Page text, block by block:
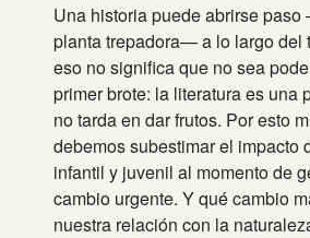
Una historia puede abrirse
planta trepadora— a lo largo del
eso no significa que no sea
primer brote: la literatura es una
no tarda en dar frutos. Por esto
debemos subestimar el impacto
infantil y juvenil al momento de
cambio urgente. Y qué cambio
nuestra relación con la